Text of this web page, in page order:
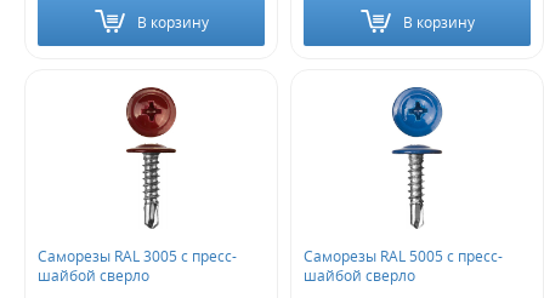
В корзину В корзину
Саморезы RAL 3005 с пресс-
шайбой сверло
Саморезы RAL 5005 с пресс-
шайбой сверло